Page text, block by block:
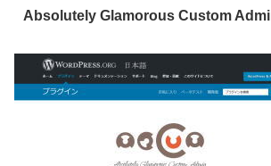
Absolutely Glamorous Custom